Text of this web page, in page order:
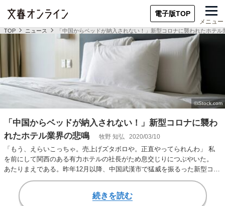
電子版TOP
メニュー
TOP ニュース 「中国からベッドが納入されない！」新型コロナに襲われたホテル
「中国からベッドが納入されない！」新型コロナに襲わ
れたホテル業界の悲鳴
牧野 知弘 2020/03/10
「もう、えらいこっちゃ。売上げズタボロや。正直やってられんわ」 私
を前にして関西のある有力ホテルの社長がため息交じりにつぶやいた。
あたりまえである。昨年12月以降、中国武漢市で猛威を振るった新型コロ
ナウイルスを原因…
続きを読む